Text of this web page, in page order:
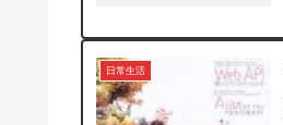
日常生活